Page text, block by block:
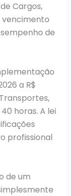
Cargos,
vencimento
de
a R$
horas. A lei
profissional
de um